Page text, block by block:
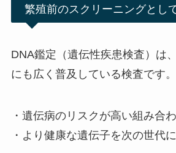
繁殖前のスクリーニングとし
DNA鑑定（遺伝性疾患検査）は
にも広く普及している検査です。
・遺伝病のリスクが高い組み合
・より健康な遺伝子を次の世代